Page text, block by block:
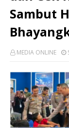
Sambut
MEDIA ONLINE